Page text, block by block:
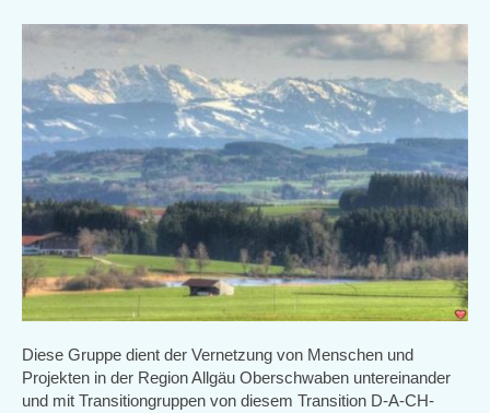
Diese Gruppe dient der Vernetzung von Menschen und
Projekten in der Region Allgäu Oberschwaben untereinander
und mit Transitiongruppen von diesem Transition D-A-CH-